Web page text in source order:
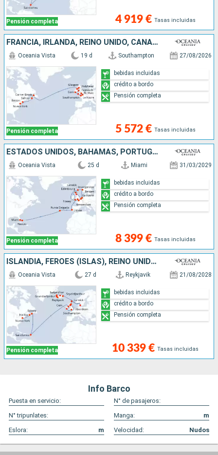
Pensión completa 4 919 € Tasas incluidas
FRANCIA, IRLANDA, REINO UNIDO, CANADÁ, ESTADOS UNIDOS
Pensión completa
Oceania Vista 19 d Southampton 27/08/2026
5 572 € Tasas incluidas
bebidas incluidas
crédito a bordo
Pensión completa
ESTADOS UNIDOS, BAHAMAS, PORTUGAL, REINO UNIDO, FRANCIA, BÉLGICA, NORUEGA, PAISES BAJOS
Pensión completa
Oceania Vista 25 d Miami 31/03/2029
8 399 € Tasas incluidas
bebidas incluidas
crédito a bordo
Pensión completa
ISLANDIA, FÉROES (ISLAS), REINO UNIDO, IRLANDA, ANTIGUA Y BARBUDA, CANADÁ, ESTADOS UNIDOS
Pensión completa
Oceania Vista 27 d Reykjavik 21/08/2028
10 339 € Tasas incluidas
bebidas incluidas
crédito a bordo
Pensión completa
Info Barco
Puesta en servicio:
N° de pasajeros:
N° tripunlates:
Manga:
m
Eslora:
m Velocidad: Nudos